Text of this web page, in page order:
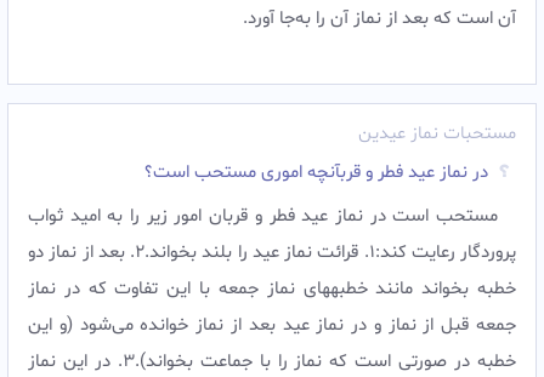
آن است كه بعد از نماز آن را به‌جا آورد.
مستحبات نماز عیدین
در نماز عید فطر و قربآنچه اموری مستحب است؟
مستحب است در نماز عيد فطر و قربان امور زير را به اميد ثواب
پروردگار رعايت كند:1. قرائت نماز عيد را بلند بخواند.2. بعد از نماز دو
خطبه بخواند مانند خطبه‏هاى نماز جمعه با اين تفاوت كه در نماز
جمعه قبل از نماز و در نماز عيد بعد از نماز خوانده می‌شود (و اين
خطبه در صورتى است كه نماز را با جماعت بخواند).3. در اين نماز